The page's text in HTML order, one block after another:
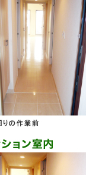
クリーニング
業部
せフォーム